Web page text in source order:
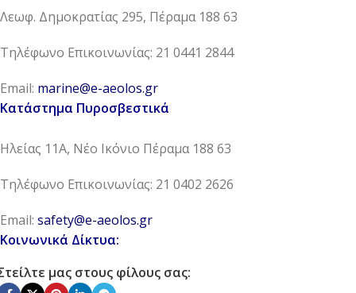
Λεωφ. Δημοκρατίας 295, Πέραμα 188 63
Τηλέφωνο Επικοινωνίας: 21 0441 2844
Email: marine@e-aeolos.gr
Κατάστημα Πυροσβεστικά
Ηλείας 11Α, Νέο Ικόνιο Πέραμα 188 63
Τηλέφωνο Επικοινωνίας: 21 0402 2626
Email: safety@e-aeolos.gr
Κοινωνικά Δίκτυα:
μας στους φίλους σας: